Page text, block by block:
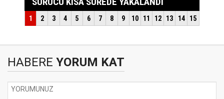
HABERE YORUM KAT